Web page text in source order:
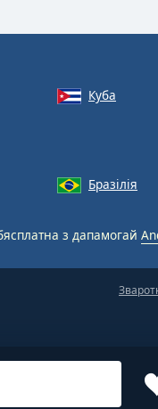
Куба
Бразілія
з дапамогай